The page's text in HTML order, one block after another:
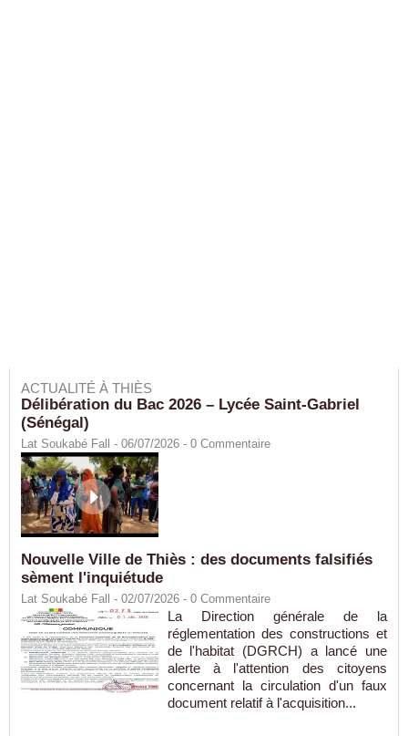
ACTUALITÉ À THIÈS
Délibération du Bac 2026 – Lycée Saint-Gabriel
(Sénégal)
Lat Soukabé Fall - 06/07/2026 - 0 Commentaire
Nouvelle Ville de Thiès : des documents falsifiés
sèment l'inquiétude
Lat Soukabé Fall - 02/07/2026 - 0 Commentaire
La Direction générale de la
réglementation des constructions et
de l'habitat (DGRCH) a lancé une
alerte à l'attention des citoyens
concernant la circulation d'un faux
document relatif à l'acquisition...